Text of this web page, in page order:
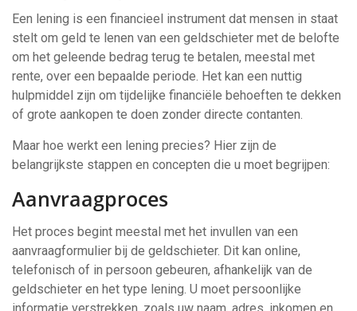
Een lening is een financieel instrument dat mensen in staat
stelt om geld te lenen van een geldschieter met de belofte
om het geleende bedrag terug te betalen, meestal met
rente, over een bepaalde periode. Het kan een nuttig
hulpmiddel zijn om tijdelijke financiële behoeften te dekken
of grote aankopen te doen zonder directe contanten.
Maar hoe werkt een lening precies? Hier zijn de
belangrijkste stappen en concepten die u moet begrijpen:
Aanvraagproces
Het proces begint meestal met het invullen van een
aanvraagformulier bij de geldschieter. Dit kan online,
telefonisch of in persoon gebeuren, afhankelijk van de
geldschieter en het type lening. U moet persoonlijke